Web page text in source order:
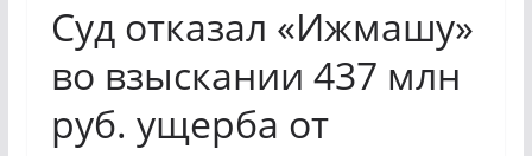
Суд отказал «Ижмашу»
во взыскании 437 млн
руб. ущерба от